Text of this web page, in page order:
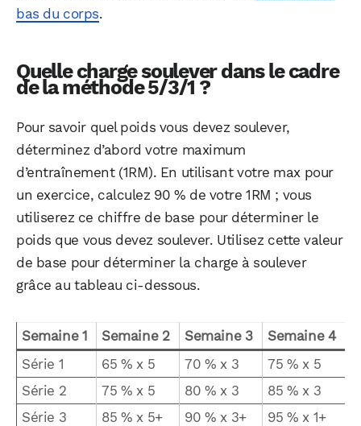
bas du corps.
Quelle charge soulever dans le cadre
de la méthode 5/3/1 ?
Pour savoir quel poids vous devez soulever,
déterminez d’abord votre maximum
d’entraînement (1RM). En utilisant votre max pour
un exercice, calculez 90 % de votre 1RM ; vous
utiliserez ce chiffre de base pour déterminer le
poids que vous devez soulever. Utilisez cette valeur
de base pour déterminer la charge à soulever
grâce au tableau ci-dessous.
Semaine 1 Semaine 2 Semaine 3
Semaine 4
Série 1
65 % x 5 70 % x 3
75 % x 5
Série 2
75 % x 5 80 % x 3
85 % x 3
Série 3
85 % x 5+ 90 % x 3+ 95 % x 1+